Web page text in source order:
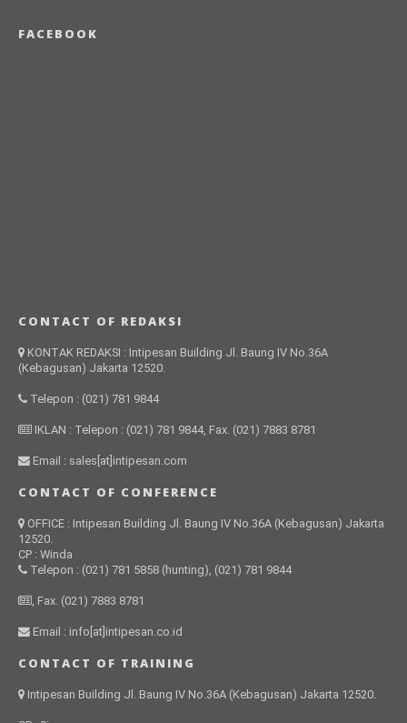
FACEBOOK
CONTACT OF REDAKSI
KONTAK REDAKSI : Intipesan Building Jl. Baung IV No.36A
(Kebagusan) Jakarta 12520.
Telepon : (021) 781 9844
IKLAN : Telepon : (021) 781 9844, Fax. (021) 7883 8781
Email : sales[at]intipesan.com
CONTACT OF CONFERENCE
OFFICE : Intipesan Building Jl. Baung IV No.36A (Kebagusan) Jakarta
12520.
CP : Winda
Telepon : (021) 781 5858 (hunting), (021) 781 9844
, Fax. (021) 7883 8781
Email : info[at]intipesan.co.id
CONTACT OF TRAINING
Intipesan Building Jl. Baung IV No.36A (Kebagusan) Jakarta 12520.